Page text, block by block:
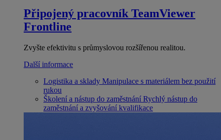
Připojený pracovník TeamViewer
Frontline
Zvyšte efektivitu s průmyslovou rozšířenou realitou.
Další informace
Logistika a sklady Manipulace s materiálem bez použití
rukou
Školení a nástup do zaměstnání Rychlý nástup do
zaměstnání a zvyšování kvalifikace